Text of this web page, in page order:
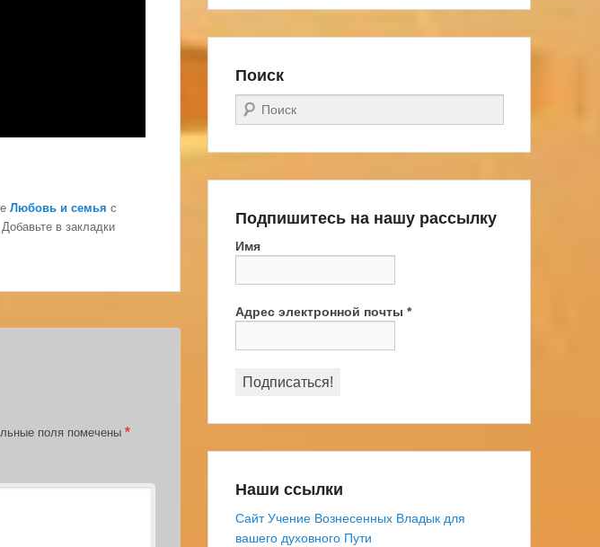
Любовь и семья с
в закладки
поля помечены *
Поиск
Поиск
Подпишитесь на нашу рассылку
Имя
Адрес электронной почты *
Наши ссылки
Сайт Учение Вознесенных Владык для
вашего духовного Пути